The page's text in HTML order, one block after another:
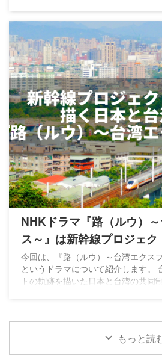
NHKドラマ『路（ルウ）
ス～』は新幹線プロジェ
の絆を描く
今回は、『路（ルウ）～台湾エクス
というドラマについて紹介します。
トの軌跡を描いた日本と台湾の共同
もっと読